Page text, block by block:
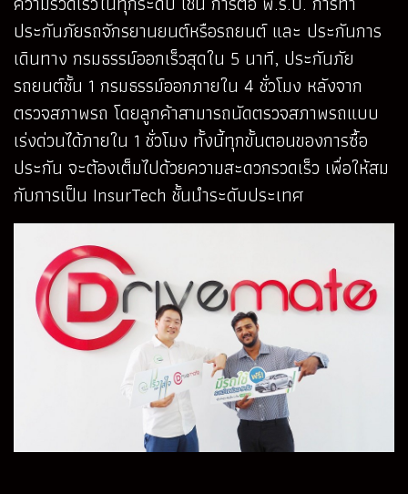
ประกันภัยรถจักรยานยนต์หรือรถยนต์ และ ประกันการ
เดินทาง กรมธรรม์ออกเร็วสุดใน 5 นาที, ประกันภัย
รถยนต์ชั้น 1 กรมธรรม์ออกภายใน 4 ชั่วโมง หลังจาก
ตรวจสภาพรถ โดยลูกค้าสามารถนัดตรวจสภาพรถแบบ
เร่งด่วนได้ภายใน 1 ชั่วโมง ทั้งนี้ทุกขั้นตอนของการซื้อ
ประกัน จะต้องเต็มไปด้วยความสะดวกรวดเร็ว เพื่อให้สม
กับการเป็น InsurTech ชั้นนำระดับประเทศ